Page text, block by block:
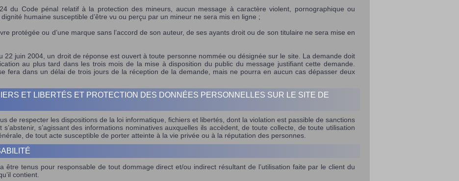
du Code pénal relatif à la protection des mineurs, aucun message à caractère violent, pornographique ou
humaine susceptible d’être vu ou perçu par un mineur ne sera mis en ligne ;
protégée ou d’une marque sans l’accord de son auteur, de ses ayants droit ou de son titulaire ne sera mise en
22 juin 2004, un droit de réponse est ouvert à toute personne nommée ou désignée sur le site. La demande doit
au plus tard dans les trois mois de la mise à disposition du public du message justifiant cette demande.
fera dans un délai de trois jours de la réception de la demande, mais ne pourra en aucun cas dépasser deux
ET LIBERTÉS ET PROTECTION DES DONNÉES PERSONNELLES SUR LE SITE DE
de respecter les dispositions de la loi informatique, fichiers et libertés, dont la violation est passible de sanctions
s’agissant des informations nominatives auxquelles ils accèdent, de toute collecte, de toute utilisation
de tout acte susceptible de porter atteinte à la vie privée ou à la réputation des personnes.
être tenus pour responsable de tout dommage direct et/ou indirect résultant de l’utilisation faite par le client du
contient.